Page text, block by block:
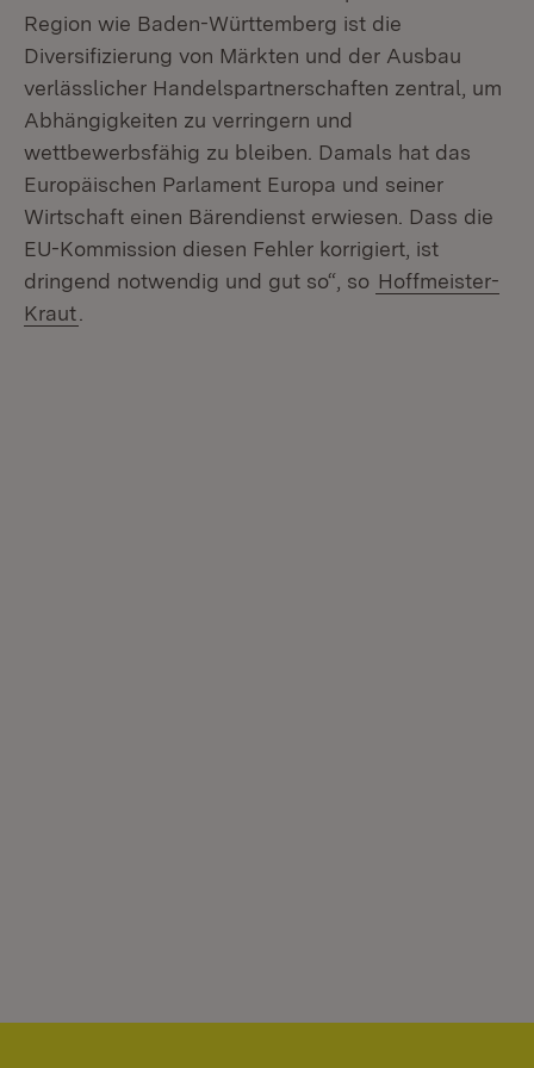
Region wie Baden-Württemberg ist die
Diversifizierung von Märkten und der Ausbau
verlässlicher Handelspartnerschaften zentral, um
Abhängigkeiten zu verringern und
wettbewerbsfähig zu bleiben. Damals hat das
Europäischen Parlament Europa und seiner
Wirtschaft einen Bärendienst erwiesen. Dass die
EU-Kommission diesen Fehler korrigiert, ist
dringend notwendig und gut so“, so Hoffmeister-
Kraut